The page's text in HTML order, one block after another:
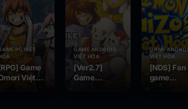
PC VIỆT
Game
Việt
GAME ANDROID
VIỆT HÓA
[Ver2.7]
Game
GAME
VIỆT HÓA
[NDS] Fan
game